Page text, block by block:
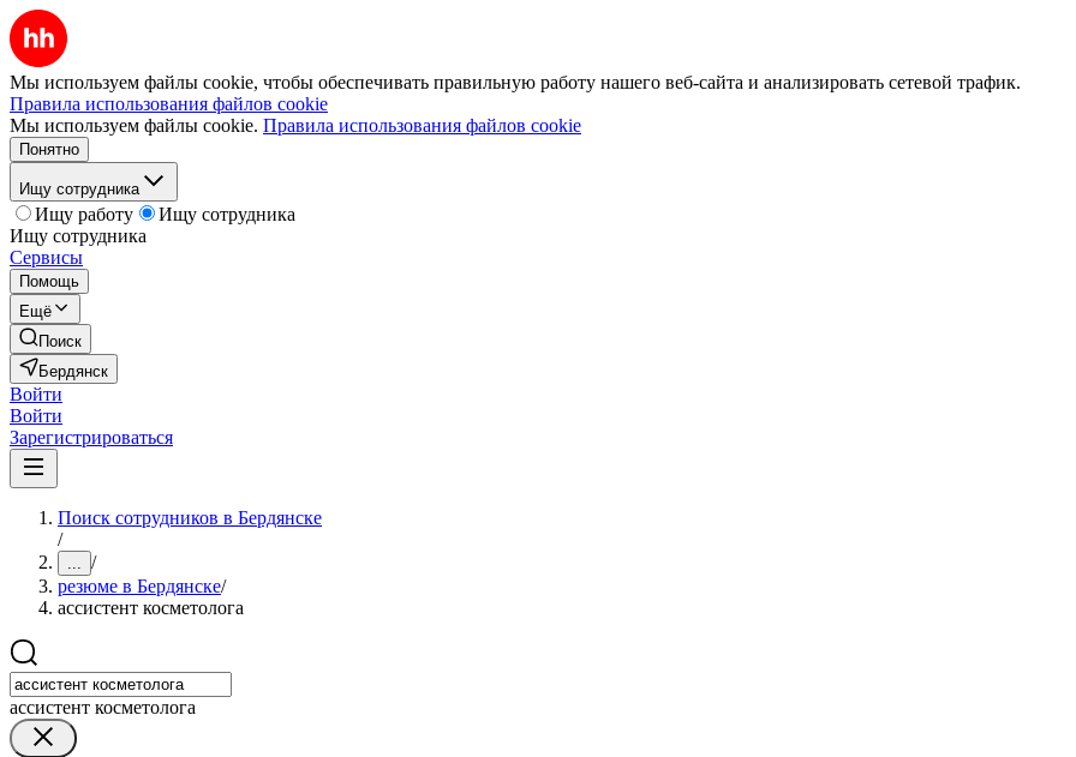
Мы используем файлы cookie, чтобы обеспечивать правильную работу нашего веб-сайта и анализировать сетевой трафик.
Правила использования файлов cookie
Мы используем файлы cookie. Правила использования файлов cookie
Понятно
Ищу сотрудника
Ищу работу
Ищу сотрудника
Ищу сотрудника
Сервисы
Помощь
Ещё
Поиск
Бердянск
Войти
Войти
Зарегистрироваться
Поиск сотрудников в Бердянске
/
... /
резюме в Бердянске/
ассистент косметолога
ассистент косметолога